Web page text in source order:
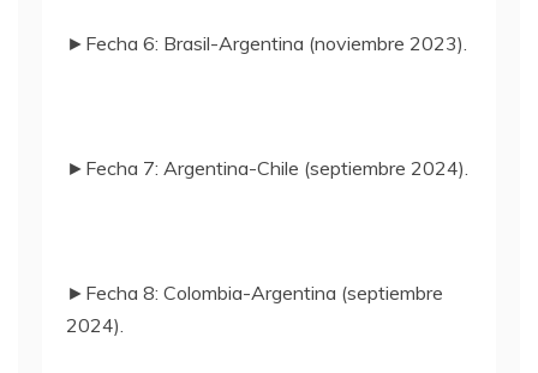
►Fecha 6: Brasil-Argentina (noviembre 2023).
►Fecha 7: Argentina-Chile (septiembre 2024).
►Fecha 8: Colombia-Argentina (septiembre
2024).